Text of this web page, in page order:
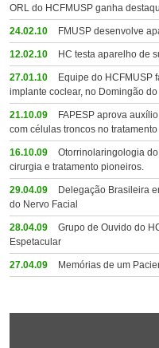
ORL do HCFMUSP ganha
24.02.10 FMUSP desenvolve
12.02.10 HC testa aparelho de
27.01.10
Equipe do HCFMUSP
implante coclear, no Domingão
21.10.09
FAPESP aprova
com células troncos no
16.10.09
Otorrinolaringologia
cirurgia e tratamento pioneiros.
29.04.09
Delegação Brasileira
do Nervo Facial
28.04.09
Grupo de Ouvido do
Espetacular
27.04.09 Memórias de um